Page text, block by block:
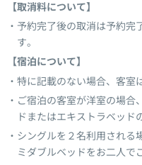
【取消料について】
予約完了後の取消は予約完
す。
【宿泊について】
特に記載のない場合、客室
ご宿泊の客室が洋室の場合
ドまたはエキストラベッド
シングルを２名利用される
ミダブルベッドをお二人で